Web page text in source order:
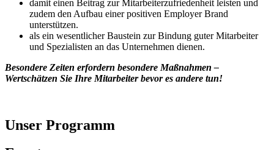
damit einen Beitrag zur Mitarbeiterzufriedenheit leisten und
zudem den Aufbau einer positiven Employer Brand
unterstützen.
als ein wesentlicher Baustein zur Bindung guter Mitarbeiter
und Spezialisten an das Unternehmen dienen.
Besondere Zeiten erfordern besondere Maßnahmen –
Wertschätzen Sie Ihre Mitarbeiter bevor es andere tun!
Unser Programm